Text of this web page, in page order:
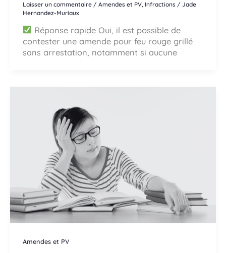
Laisser un commentaire / Amendes et PV, Infractions/ Jade
Hernandez-Muriaux
Réponse rapide Oui, il est possible de
contester une amende pour feu rouge grillé
sans arrestation, notamment si aucune
Amendes et PV